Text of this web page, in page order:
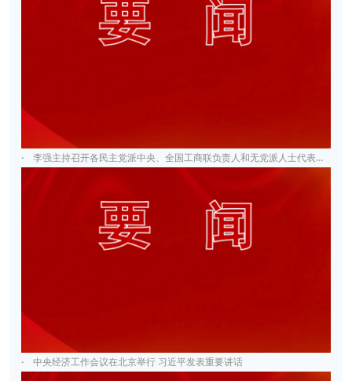
· 李强主持召开各民主党派中央、全国工商联负责人和无党派人士代表座谈会
· 中央经济工作会议在北京举行 习近平发表重要讲话